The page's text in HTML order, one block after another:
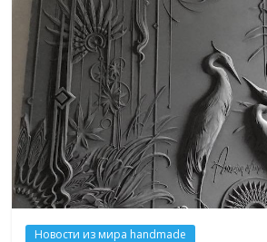
Новости из мира handmade